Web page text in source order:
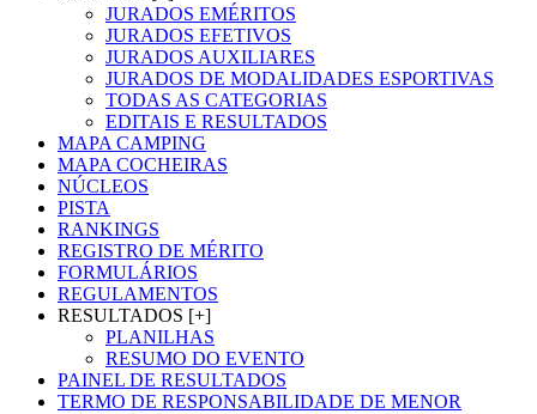
JURADOS EMÉRITOS
JURADOS EFETIVOS
JURADOS AUXILIARES
JURADOS DE MODALIDADES ESPORTIVAS
TODAS AS CATEGORIAS
EDITAIS E RESULTADOS
MAPA CAMPING
MAPA COCHEIRAS
NÚCLEOS
PISTA
RANKINGS
REGISTRO DE MÉRITO
FORMULÁRIOS
REGULAMENTOS
RESULTADOS [+]
PLANILHAS
RESUMO DO EVENTO
PAINEL DE RESULTADOS
TERMO DE RESPONSABILIDADE DE MENOR